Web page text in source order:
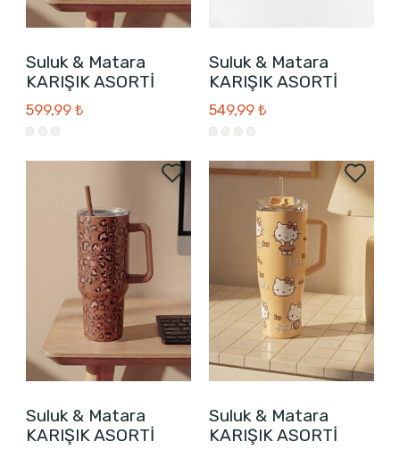
Suluk & Matara
KARIŞIK ASORTİ
599,99 ₺
Suluk & Matara
KARIŞIK ASORTİ
549,99 ₺
Suluk & Matara
KARIŞIK ASORTİ
Suluk & Matara
KARIŞIK ASORTİ